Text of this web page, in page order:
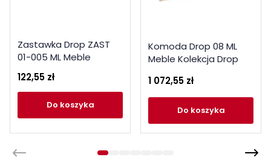
Zastawka Drop ZAST
01-005 ML Meble
122,55 zł
do koszyka
Komoda Drop 08 ML
Meble Kolekcja Drop
1 072,55 zł
do koszyka